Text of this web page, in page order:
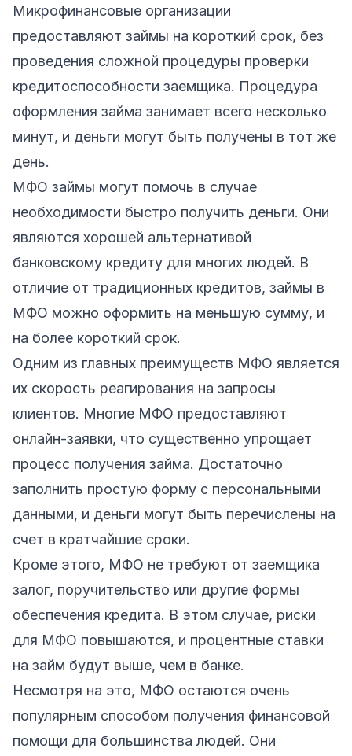
Микрофинансовые организации
предоставляют займы на короткий срок, без
проведения сложной процедуры проверки
кредитоспособности заемщика. Процедура
оформления займа занимает всего несколько
минут, и деньги могут быть получены в тот же
день.
МФО займы могут помочь в случае
необходимости быстро получить деньги. Они
являются хорошей альтернативой
банковскому кредиту для многих людей. В
отличие от традиционных кредитов, займы в
МФО можно оформить на меньшую сумму, и
на более короткий срок.
Одним из главных преимуществ МФО является
их скорость реагирования на запросы
клиентов. Многие МФО предоставляют
онлайн-заявки, что существенно упрощает
процесс получения займа. Достаточно
заполнить простую форму с персональными
данными, и деньги могут быть перечислены на
счет в кратчайшие сроки.
Кроме этого, МФО не требуют от заемщика
залог, поручительство или другие формы
обеспечения кредита. В этом случае, риски
для МФО повышаются, и процентные ставки
на займ будут выше, чем в банке.
Несмотря на это, МФО остаются очень
популярным способом получения финансовой
помощи для большинства людей. Они